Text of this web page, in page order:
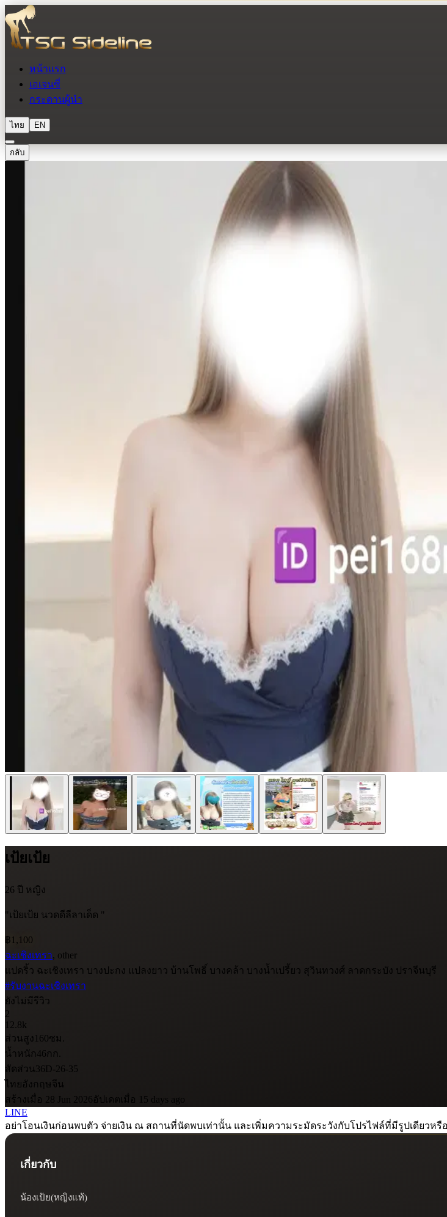
หน้าแรก
เอเจนซี่
กระดานผู้นำ
ไทย EN
กลับ
เป้ยเป้ย
26 ปี หญิง
"เป้ยเป้ย นวดดีลีลาเด็ด "
฿1,100
ฉะเชิงเทรา, other
แปดริ้ว ฉะเชิงเทรา บางปะกง แปลงยาว บ้านโพธิ์ บางคล้า บางน้ำเปรี้ยว สุวินทวงศ์ ลาดกระบัง ปราจีนบุรี
#รับงานฉะเชิงเทรา
ยังไม่มีรีวิว
2
12.8k
ส่วนสูง 160ซม.
น้ำหนัก46กก.
สัดส่วน 36D-26-35
ไทยอังกฤษจีน
สร้างเมื่อ 28 Jun 2026อัปเดตเมื่อ 15 days ago
LINE
อย่าโอนเงินก่อนพบตัว จ่ายเงิน ณ สถานที่นัดพบเท่านั้น และเพิ่มความระมัดระวังกับโปรไฟล์ที่มีรูปเดียวหรื
เกี่ยวกับ
น้องเป้ย(หญิงแท้)